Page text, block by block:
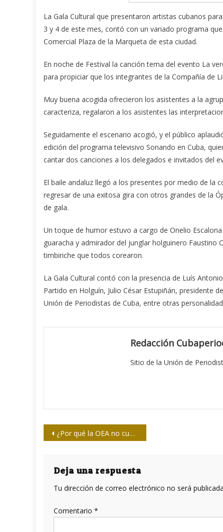
La Gala Cultural que presentaron artistas cubanos
3 y 4 de este mes, contó con un variado programa
Comercial Plaza de la Marqueta de esta ciudad.
En noche de Festival la canción tema del evento La
para propiciar que los integrantes de la Compañía de
Muy buena acogida ofrecieron los asistentes a la
caracteriza, regalaron a los asistentes las
Seguidamente el escenario acogió, y el público
edición del programa televisivo Sonando en Cuba,
cantar dos canciones a los delegados e invitados del
El baile andaluz llegó a los presentes por medio de la
regresar de una exitosa gira con otros grandes de la
de gala.
Un toque de humor estuvo a cargo de Onelio
guaracha y admirador del junglar holguinero
timbiriche que todos corearon.
La Gala Cultural contó con la presencia de Luís
Partido en Holguín, Julio César Estupiñán,
Unión de Periodistas de Cuba, entre otras
Redacción
Sitio de la Unión de
Navegación
entradas
¿Por qué la OEA no cuestiona el proceso electoral en EE.UU?
Deja una respuesta
Tu dirección de correo electrónico no será
Comentario *